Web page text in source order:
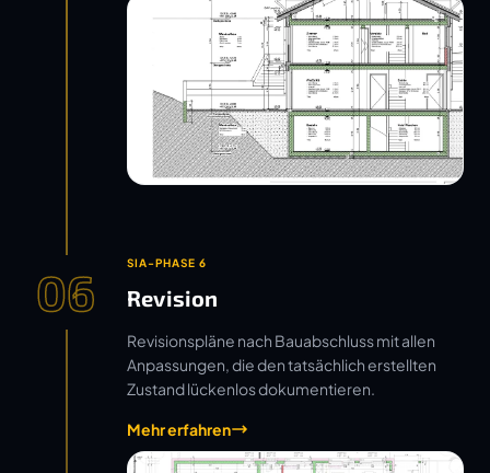
06 SIA-PHASE 6
Revision
Revisionspläne nach Bauabschluss mit allen
Anpassungen, die den tatsächlich erstellten
Zustand lückenlos dokumentieren.
Mehr erfahren